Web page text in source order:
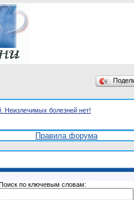
болезней нет!
Правила форума
по ключевым словам: